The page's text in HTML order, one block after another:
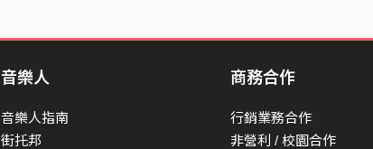
音樂人
音樂人指南
街托邦
商務合作
行銷業務合作
非營利 / 校園合作